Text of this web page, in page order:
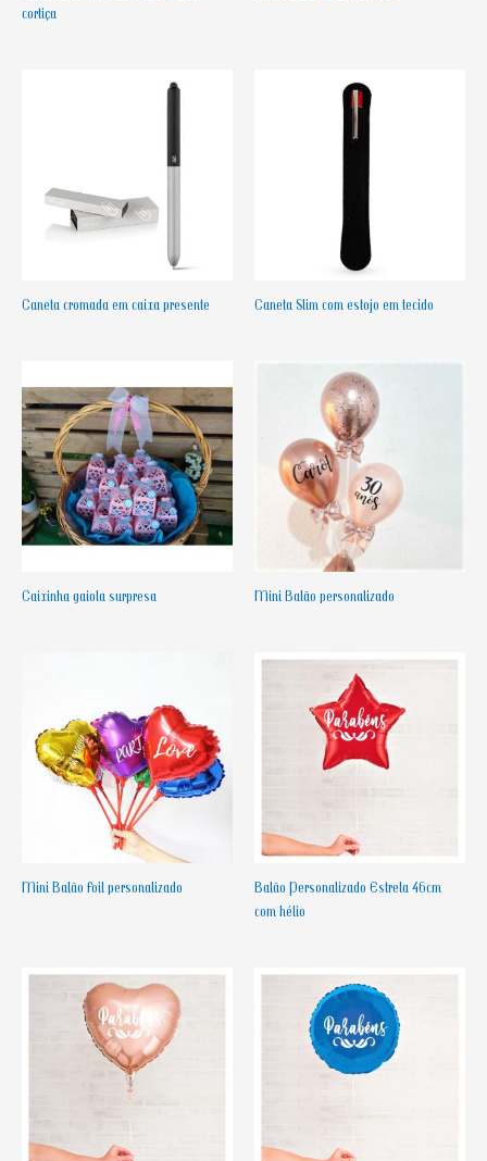
cortiça
Caneta cromada em caixa presente Caneta Slim com estojo em tecido
Caixinha gaiola surpresa Mini Balão personalizado
Mini Balão Foil personalizado
Balão Personalizado Estrela 46cm
com hélio